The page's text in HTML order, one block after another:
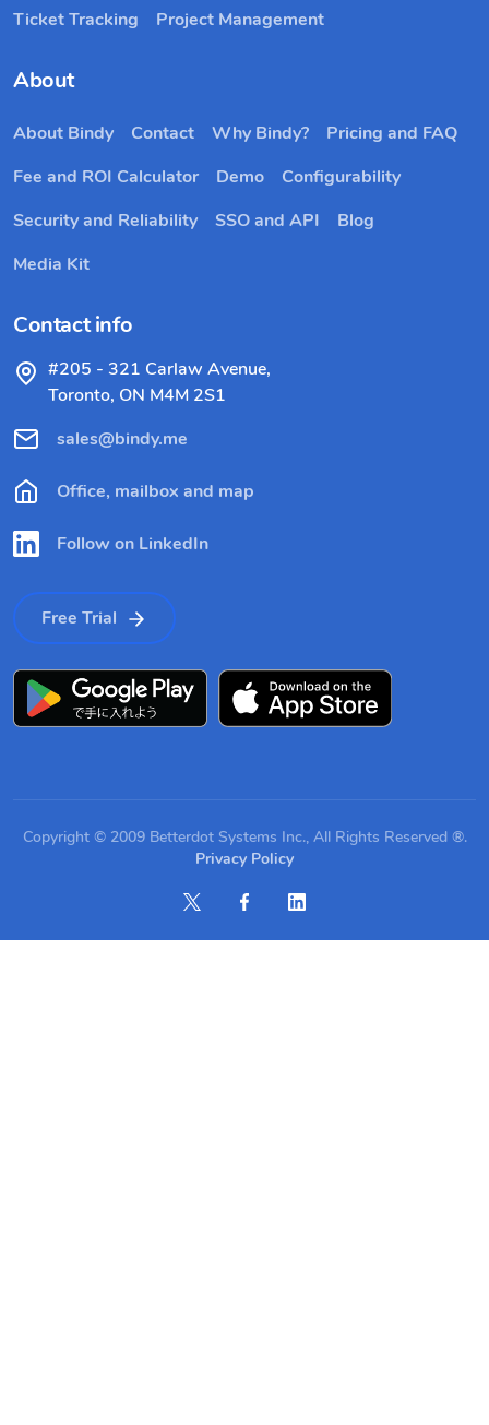
Ticket Tracking
Project Management
About
About Bindy Contact Why Bindy?
Pricing and FAQ
Fee and ROI Calculator
Demo
Configurability
Security and Reliability
SSO and API
Blog
Media Kit
Contact info
#205 - 321 Carlaw Avenue,
Toronto, ON M4M 2S1
sales@bindy.me
Office, mailbox and map
Follow on LinkedIn
Free Trial
Copyright © 2009 Betterdot Systems Inc., All Rights Reserved ®.
Privacy Policy